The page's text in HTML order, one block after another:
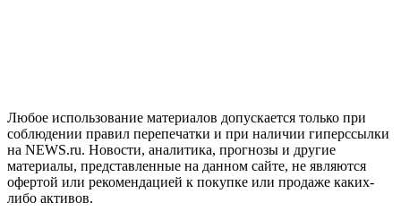
Любое использование материалов допускается только при
соблюдении правил перепечатки и при наличии гиперссылки
на NEWS.ru. Новости, аналитика, прогнозы и другие
материалы, представленные на данном сайте, не являются
офертой или рекомендацией к покупке или продаже каких-
либо активов.